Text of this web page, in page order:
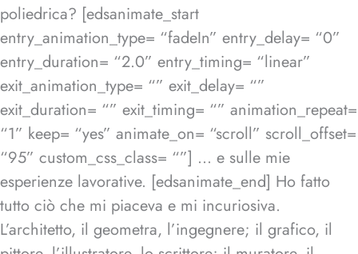
poliedrica? [edsanimate_start
entry_animation_type= “fadeIn” entry_delay= “0”
entry_duration= “2.0” entry_timing= “linear”
exit_animation_type= “” exit_delay= “”
exit_duration= “” exit_timing= “” animation_repeat=
“1” keep= “yes” animate_on= “scroll” scroll_offset=
“95” custom_css_class= “”] … e sulle mie
esperienze lavorative. [edsanimate_end] Ho fatto
tutto ciò che mi piaceva e mi incuriosiva.
L’architetto, il geometra, l’ingegnere; il grafico, il